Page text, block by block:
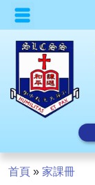
首頁 » 家課冊